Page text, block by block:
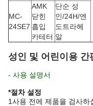
MC-
24SE7
AMK
닫힌
흡입
카테터
단순 성
인/24H/엔
도트라헤
알
성인 및 어린이용 간
- 사용 설명서
*절차 설정
1사용 전에 제품을 검사